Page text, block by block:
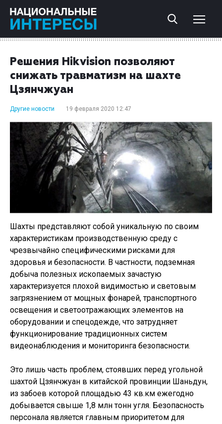
Решения Hikvision позволяют
снижать травматизм на шахте
Цзянчжуан
Другие новости 19 февраля 2020 12:47
Шахты представляют собой уникальную по своим
характеристикам производственную среду с
чрезвычайно специфическими рисками для
здоровья и безопасности. В частности, подземная
добыча полезных ископаемых зачастую
характеризуется плохой видимостью и световым
загрязнением от мощных фонарей, транспортного
освещения и светоотражающих элементов на
оборудовании и спецодежде, что затрудняет
функционирование традиционных систем
видеонаблюдения и мониторинга безопасности.
Это лишь часть проблем, стоявших перед угольной
шахтой Цзянчжуан в китайской провинции Шаньдун,
из забоев которой площадью 43 кв.км ежегодно
добывается свыше 1,8 млн тонн угля. Безопасность
персонала является главным приоритетом для